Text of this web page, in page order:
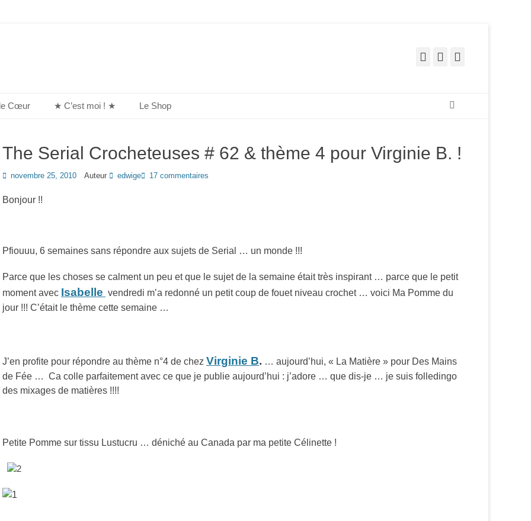
FacebookPinterest
Cœur ★ C’est moi ! ★ Le Shop
The Serial Crocheteuses # 62 & thème 4 pour Virginie B. !
Posted
novembre 25, 2010 Auteur edwige 17 commentaires
Bonjour !!
Pfiouuu, 6 semaines sans répondre aux sujets de Serial … un monde !!!
Parce que les choses se calment un peu et que le sujet de la semaine était très inspirant … parce que le petit
moment avec Isabelle vendredi m’a redonné un petit coup de fouet niveau crochet … voici Ma Pomme du
jour !!! C’était le thème cette semaine …
J’en profite pour répondre au thème n°4 de chez Virginie B. … aujourd’hui, « La Matière » pour Des Mains
de Fée … Ca colle parfaitement avec ce que je publie aujourd’hui : j’adore … que dis-je … je suis folledingo
des mixages de matières !!!!
Petite Pomme sur tissu Lustucru … déniché au Canada par ma petite Célinette !